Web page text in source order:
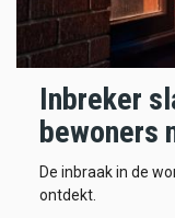
Inbreker
bewoners
De inbraak in de
ontdekt.